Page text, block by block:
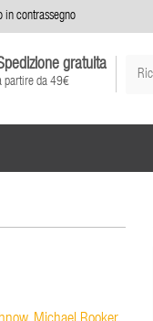
in contrassegno
gratuita
partire da 49€